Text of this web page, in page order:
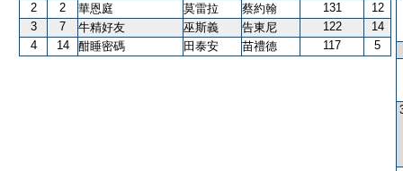
2
2 華恩庭 莫雷拉 蔡約翰 131
12
3
7 牛精好友 巫斯義 告東尼 122
14
4
14 酣睡密碼 田泰安 苗禮德 117 5